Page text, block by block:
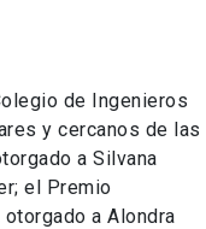
de Ingenieros
y cercanos de las
a Silvana
el Premio
a Alondra